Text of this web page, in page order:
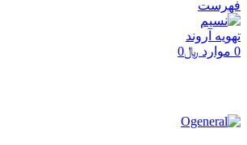
فهرست
0 موارد ﷼0